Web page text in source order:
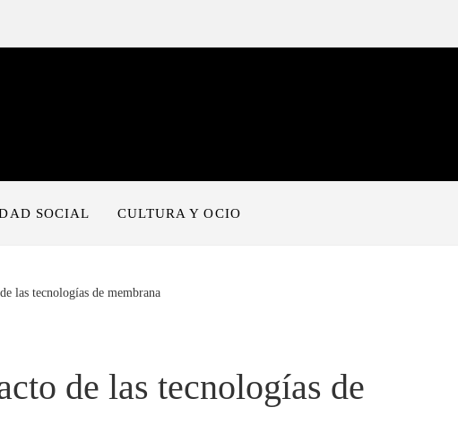
SOCIAL CULTURA Y OCIO
las tecnologías de membrana
de las tecnologías de